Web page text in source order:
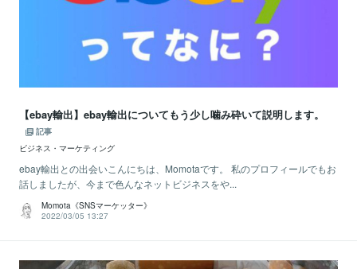
【ebay輸出】ebay輸出についてもう少し噛み砕いて説明します。
記事
ビジネス・マーケティング
ebay輸出との出会いこんにちは、Momotaです。 私のプロフィールでもお
話しましたが、今まで色んなネットビジネスをや...
Momota《SNSマーケッター》
2022/03/05 13:27